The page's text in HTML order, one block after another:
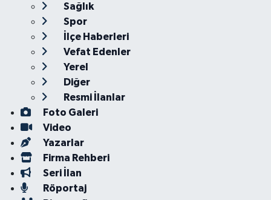
Sağlık
Spor
İlçe Haberleri
Vefat Edenler
Yerel
Diğer
Resmi İlanlar
Foto Galeri
Video
Yazarlar
Firma Rehberi
Seri İlan
Röportaj